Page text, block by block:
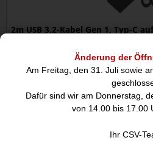
Änderung der
Am Freitag, den 31. Juli sowie
Dafür sind wir am Donnerstag,
von 14.00 bis 17.00
Ihr CSV-
2m USB 3.2-Kabel Gen 1, Typ-C
Gbit/s/ 60 W), Sync & Charge,
Superschnelle Datenraten und
Ladeeffizienz&colonMit Datenraten
Power Delivery bringt das USB-
Leistung für